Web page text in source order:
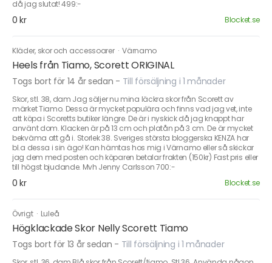
då jag slutat! 499:-
0 kr Blocket.se
Kläder, skor och accessoarer ·Värnamo
Heels från Tiamo, Scorett ORIGINAL
Togs bort för 14 år sedan - Till försäljning i 1 månader
Skor, stl. 38, dam Jag säljer nu mina läckra skor från Scorett av
märket Tiamo. Dessa är mycket populära och finns vad jag vet, inte
att köpa i Scoretts butiker längre. De är i nyskick då jag knappt har
använt dom. Klacken är på 13 cm och platån på 3 cm. De är mycket
bekväma att gå i. Storlek 38. Sveriges största bloggerska KENZA har
bl.a dessa i sin ägo! Kan hämtas hos mig i Värnamo eller så skickar
jag dem med posten och köparen betalar frakten (150kr) Fast pris eller
till högst bjudande. Mvh Jenny Carlsson 700:-
0 kr Blocket.se
Övrigt · Luleå
Högklackade Skor Nelly Scorett Tiamo
Togs bort för 13 år sedan - Till försäljning i 1 månader